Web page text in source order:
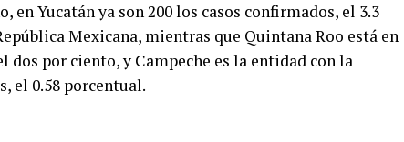
en Yucatán ya son 200 los casos confirmados, el 3.3
Mexicana, mientras que Quintana Roo está en
por ciento, y Campeche es la entidad con la
el 0.58 porcentual.